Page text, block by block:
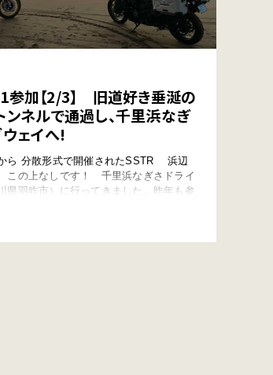
参加【2/3】 旧道好き垂涎の
ンネルで通過し、千里浜なぎ
ェイへ!
ら 分散形式で開催されたSSTR 浜辺
この上なしです！ 千里浜なぎさドライ
県羽咋市）に行ってきました。昨年も参
に2年連続でエントリー。世界的なオー